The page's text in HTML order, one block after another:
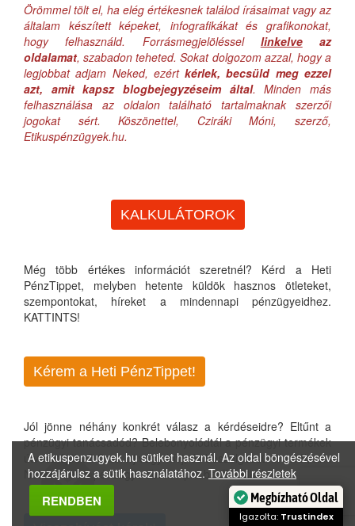
Örömmel tölt el, ha elég értékesnek találod írásaimat vagy az
általam készített képeket, infografikákat és grafikonokat,
hogy felhasználd. Forrásmegjelöléssel linkelveaz
oldalamat, szabadon teheted. Sokat dolgozom azzal, hogy a
legjobbat adjam Neked, ezértkérlek, becsüld meg ezzel
azt, amit kapsz blogbejegyzéseim által. Minden más
felhasználása az oldalon található tartalmaknak szerzői
jogokat sért. Köszönettel, Cziráki Móni, szerző,
Etikuspénzügyek.hu.
KALKULÁTOROK
Még több értékes információt szeretnél? Kérd a Heti
PénzTippet, melyben hetente küldök hasznos ötleteket,
szempontokat, híreket a mindennapi pénzügyeidhez.
KATTINTS!
Kérem a Heti PénzTippet!
Jól jönne néhány konkrét válasz a kérdéseidre? Eltűnt a
pénzügyi tanácsadód? Belebonyolódtál a pénzügyi termékek
útvesztőjébe? Csak írj vagy hívj, és beszélgessünk arról, ami
Neked fontos pénzügyeidben. Apró betűk nélkül...
A etikuspenzugyek.hu sütiket használ. Az oldal böngészésével
hozzájárulsz a sütik használatához. További részletek
RENDBEN Megbízható Oldal
Igazolta: Trustindex